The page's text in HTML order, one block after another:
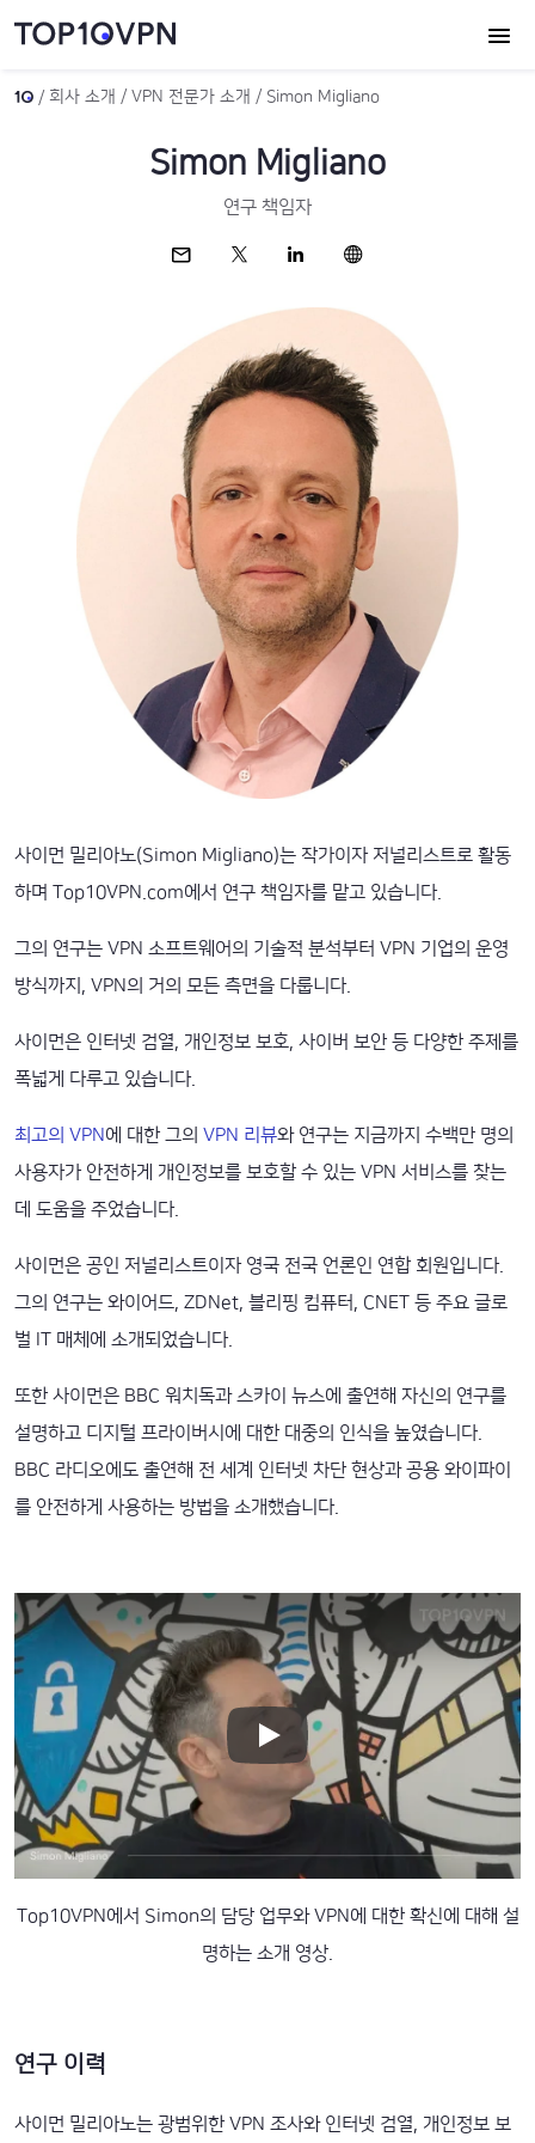
회사 소개 VPN 전문가 소개 Simon Migliano
Simon Migliano
연구 책임자
사이먼 밀리아노(Simon Migliano)는 작가이자 저널리스트로 활동
하며 Top10VPN.com에서 연구 책임자를 맡고 있습니다.
그의 연구는 VPN 소프트웨어의 기술적 분석부터 VPN 기업의 운영
방식까지, VPN의 거의 모든 측면을 다룹니다.
사이먼은 인터넷 검열, 개인정보 보호, 사이버 보안 등 다양한 주제를
폭넓게 다루고 있습니다.
최고의 VPN에 대한 그의 VPN 리뷰와 연구는 지금까지 수백만 명의
사용자가 안전하게 개인정보를 보호할 수 있는 VPN 서비스를 찾는
데 도움을 주었습니다.
사이먼은 공인 저널리스트이자 영국 전국 언론인 연합 회원입니다.
그의 연구는 와이어드, ZDNet, 블리핑 컴퓨터, CNET 등 주요 글로
벌 IT 매체에 소개되었습니다.
또한 사이먼은 BBC 워치독과 스카이 뉴스에 출연해 자신의 연구를
설명하고 디지털 프라이버시에 대한 대중의 인식을 높였습니다.
BBC 라디오에도 출연해 전 세계 인터넷 차단 현상과 공용 와이파이
를 안전하게 사용하는 방법을 소개했습니다.
Top10VPN에서 Simon의 담당 업무와 VPN에 대한 확신에 대해 설
명하는 소개 영상.
연구 이력
사이먼 밀리아노는 광범위한 VPN 조사와 인터넷 검열, 개인정보 보